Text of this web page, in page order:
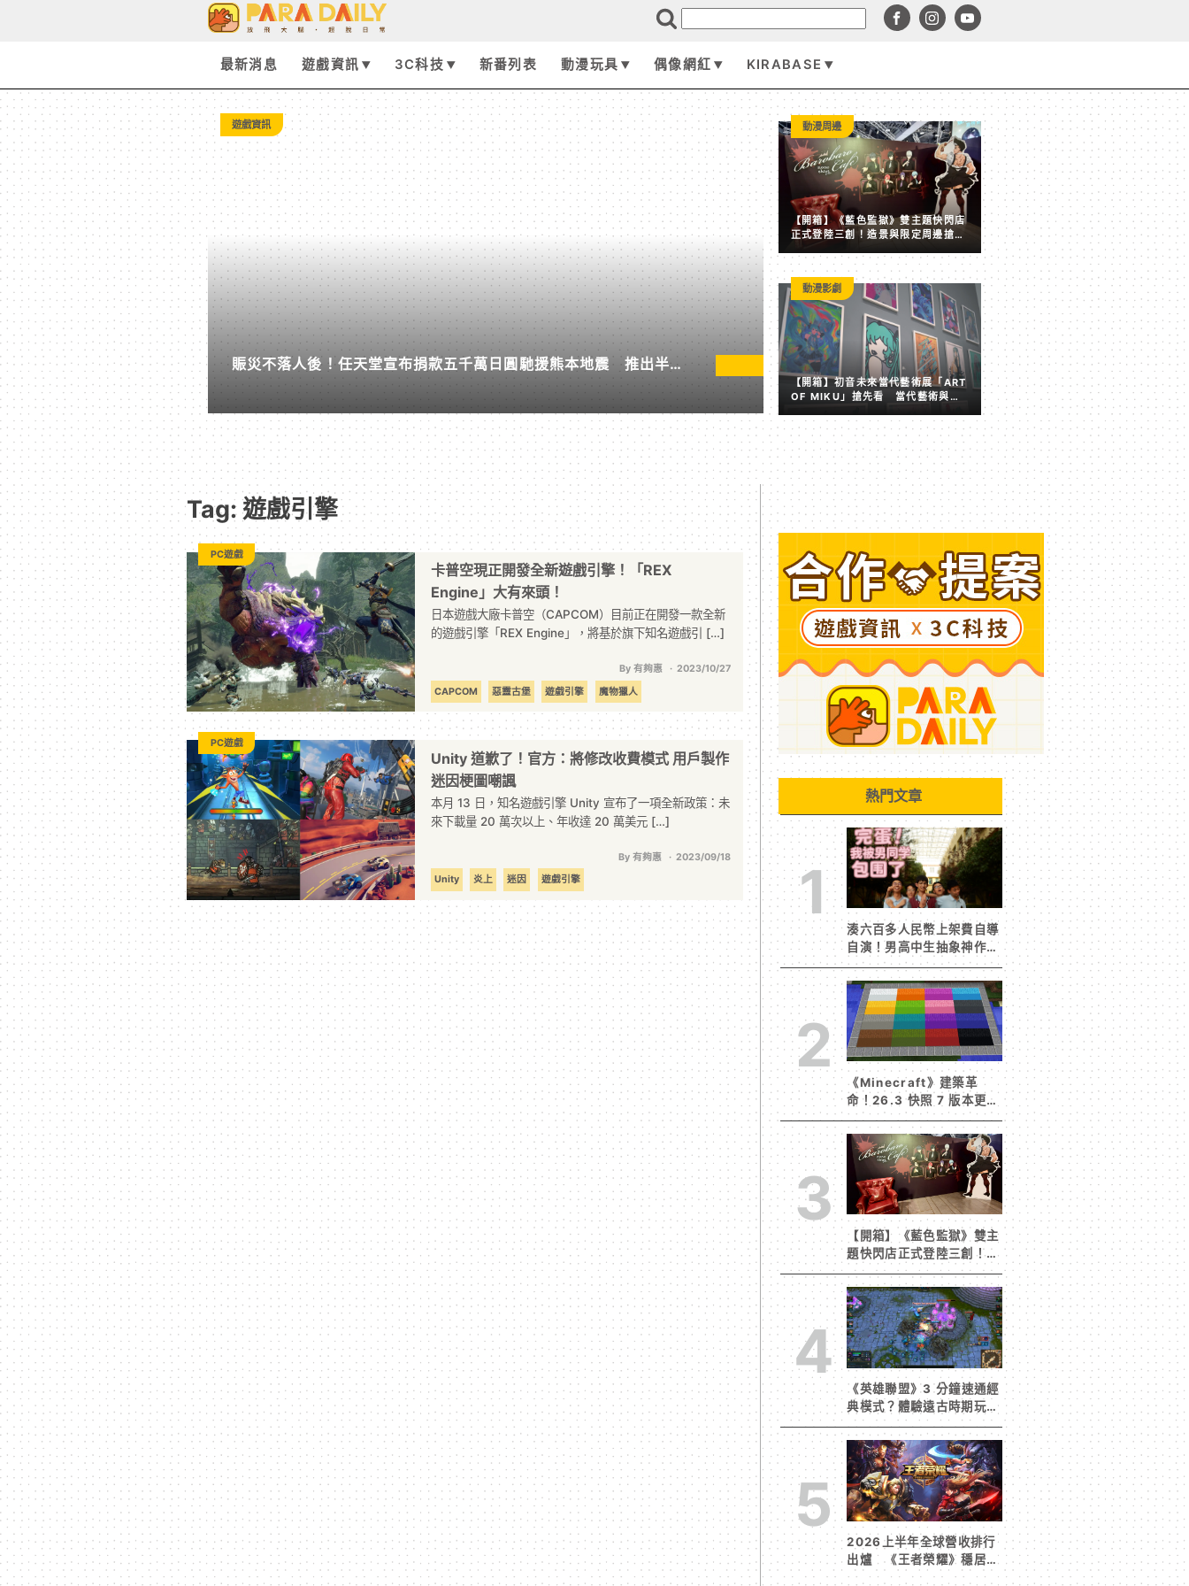
戲
引
擎
-
Paradaily
-
遊
戲
｜
動
漫
二
次
元
｜
3C
科
技
全
方
位
資
訊
平
台
最新消息 遊戲資訊 3C科技 新番列表 動漫玩具 偶像網紅 KIRABASE
遊戲資訊
賑災不落人後！任天堂宣布捐款五千萬日圓馳援熊本地震 推出半年
內「主機不限保固無償維修」
遊戲資訊
GAME FREAK 新作《轉世之獸》首發優化翻車 官方急發
提供大量更新彌補
【開箱】《藍色監獄》雙主題快閃店
正式登陸三創！造景與限定周邊搶先
動漫周邊
【開箱】初音未來當代藝術展「ART
OF MIKU」搶先看 當代藝術與虛
擬歌姬激盪出的全新火花
動漫影劇
Tag: 遊戲引擎
PC遊戲
卡普空現正開發全新遊戲引擎！「REX
Engine」大有來頭！
日本遊戲大廠卡普空（CAPCOM）目前正在開發一款全新
的遊戲引擎「REX Engine」，將基於旗下知名遊戲引 […]
By 有夠惠
2023/10/27
CAPCOM
惡靈古堡 遊戲引擎 魔物獵人
PC遊戲
Unity 道歉了！官方：將修改收費模式 用戶製作
迷因梗圖嘲諷
本月 13 日，知名遊戲引擎 Unity 宣布了一項全新政策：未
來下載量 20 萬次以上、年收達 20 萬美元 […]
By 有夠惠
2023/09/18
Unity
炎上 迷因 遊戲引擎
熱門文章
1
湊六百多人民幣上架費自導
自演！男高中生抽象神作
《完蛋！我被男同學包圍
了》突然爆紅
2
《Minecraft》建築革
命！26.3 快照 7 版本更新
建築用方塊家族迎來新成員
混凝土階梯&半磚震撼登
場！
3
【開箱】《藍色監獄》雙主
題快閃店正式登陸三創！造
景與限定周邊搶先看
4
《英雄聯盟》3 分鐘速通經
典模式？體驗遠古時期玩家
獨有的樂趣
5
2026上半年全球營收排行
出爐 《王者榮耀》穩居榜
首《寒霜啟示錄》緊追在